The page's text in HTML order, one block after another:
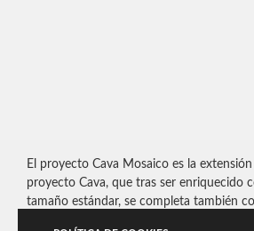
El proyecto Cava Mosaico es la
proyecto Cava, que tras ser enriquecido
tamaño estándar, se completa también
formatos. Consta básicamente de una